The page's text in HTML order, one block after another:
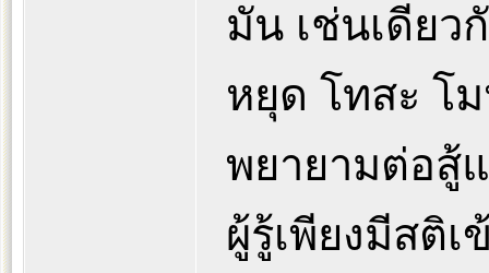
มัน เช่นเดียว
หยุด โทสะ โ
พยายามต่อสู้
ผู้รู้เพียงมีสติ